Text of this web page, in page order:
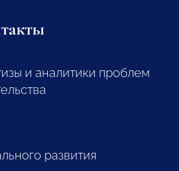
и аналитики проблем
развития